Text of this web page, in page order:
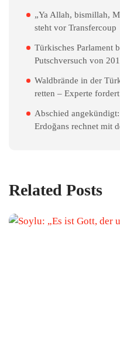
„Ya Allah, bismillah,
steht vor Transfercoup
Türkisches Parlament
Putschversuch von
Waldbrände in der
retten – Experte
Abschied
Erdoğans rechnet mit
Related Posts